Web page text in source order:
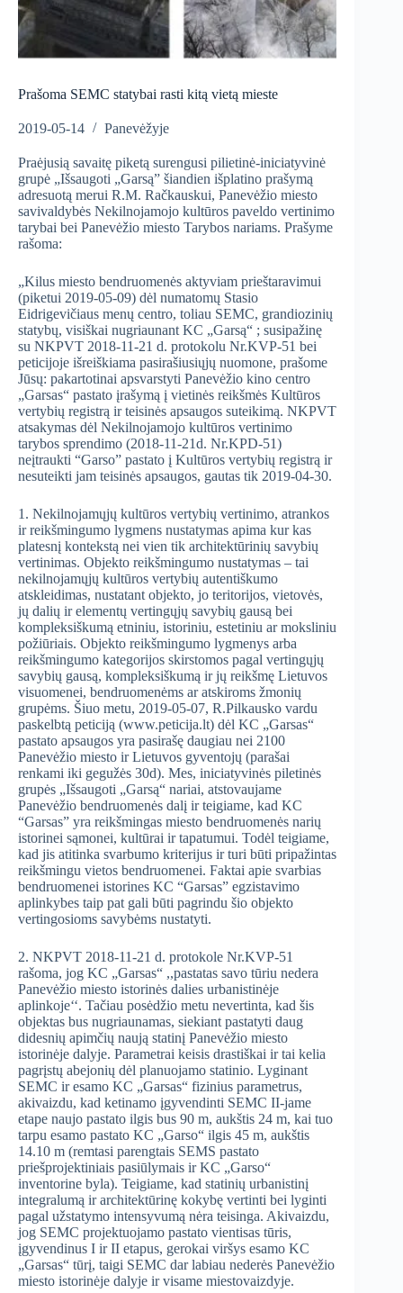
Prašoma SEMC statybai rasti kitą vietą mieste
2019-05-14 Panevėžyje
Praėjusią savaitę piketą surengusi pilietinė-iniciatyvinė
grupė „Išsaugoti „Garsą” šiandien išplatino prašymą
adresuotą merui R.M. Račkauskui, Panevėžio miesto
savivaldybės Nekilnojamojo kultūros paveldo vertinimo
tarybai bei Panevėžio miesto Tarybos nariams. Prašyme
rašoma:
„Kilus miesto bendruomenės aktyviam prieštaravimui
(piketui 2019-05-09) dėl numatomų Stasio
Eidrigevičiaus menų centro, toliau SEMC, grandiozinių
statybų, visiškai nugriaunant KC „Garsą“ ; susipažinę
su NKPVT 2018-11-21 d. protokolu Nr.KVP-51 bei
peticijoje išreiškiama pasirašiusiųjų nuomone, prašome
Jūsų: pakartotinai apsvarstyti Panevėžio kino centro
„Garsas“ pastato įrašymą į vietinės reikšmės Kultūros
vertybių registrą ir teisinės apsaugos suteikimą. NKPVT
atsakymas dėl Nekilnojamojo kultūros vertinimo
tarybos sprendimo (2018-11-21d. Nr.KPD-51)
neįtraukti “Garso” pastato į Kultūros vertybių registrą ir
nesuteikti jam teisinės apsaugos, gautas tik 2019-04-30.
1. Nekilnojamųjų kultūros vertybių vertinimo, atrankos
ir reikšmingumo lygmens nustatymas apima kur kas
platesnį kontekstą nei vien tik architektūrinių savybių
vertinimas. Objekto reikšmingumo nustatymas – tai
nekilnojamųjų kultūros vertybių autentiškumo
atskleidimas, nustatant objekto, jo teritorijos, vietovės,
jų dalių ir elementų vertingųjų savybių gausą bei
kompleksiškumą etniniu, istoriniu, estetiniu ar moksliniu
požiūriais. Objekto reikšmingumo lygmenys arba
reikšmingumo kategorijos skirstomos pagal vertingųjų
savybių gausą, kompleksiškumą ir jų reikšmę Lietuvos
visuomenei, bendruomenėms ar atskiroms žmonių
grupėms. Šiuo metu, 2019-05-07, R.Pilkausko vardu
paskelbtą peticiją (www.peticija.lt) dėl KC „Garsas“
pastato apsaugos yra pasirašę daugiau nei 2100
Panevėžio miesto ir Lietuvos gyventojų (parašai
renkami iki gegužės 30d). Mes, iniciatyvinės piletinės
grupės „Išsaugoti „Garsą“ nariai, atstovaujame
Panevėžio bendruomenės dalį ir teigiame, kad KC
“Garsas” yra reikšmingas miesto bendruomenės narių
istorinei sąmonei, kultūrai ir tapatumui. Todėl teigiame,
kad jis atitinka svarbumo kriterijus ir turi būti pripažintas
reikšmingu vietos bendruomenei. Faktai apie svarbias
bendruomenei istorines KC “Garsas” egzistavimo
aplinkybes taip pat gali būti pagrindu šio objekto
vertingosioms savybėms nustatyti.
2. NKPVT 2018-11-21 d. protokole Nr.KVP-51
rašoma, jog KC „Garsas“ ,,pastatas savo tūriu nedera
Panevėžio miesto istorinės dalies urbanistinėje
aplinkoje‘‘. Tačiau posėdžio metu nevertinta, kad šis
objektas bus nugriaunamas, siekiant pastatyti daug
didesnių apimčių naują statinį Panevėžio miesto
istorinėje dalyje. Parametrai keisis drastiškai ir tai kelia
pagrįstų abejonių dėl planuojamo statinio. Lyginant
SEMC ir esamo KC „Garsas“ fizinius parametrus,
akivaizdu, kad ketinamo įgyvendinti SEMC II-jame
etape naujo pastato ilgis bus 90 m, aukštis 24 m, kai tuo
tarpu esamo pastato KC „Garso“ ilgis 45 m, aukštis
14.10 m (remtasi parengtais SEMS pastato
priešprojektiniais pasiūlymais ir KC „Garso“
inventorine byla). Teigiame, kad statinių urbanistinį
integralumą ir architektūrinę kokybę vertinti bei lyginti
pagal užstatymo intensyvumą nėra teisinga. Akivaizdu,
jog SEMC projektuojamo pastato vientisas tūris,
įgyvendinus I ir II etapus, gerokai viršys esamo KC
„Garsas“ tūrį, taigi SEMC dar labiau nederės Panevėžio
miesto istorinėje dalyje ir visame miestovaizdyje.